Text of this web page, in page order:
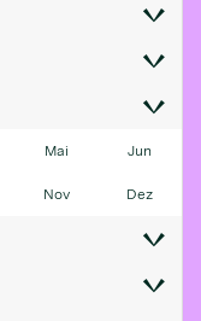
Mai Jun
Nov Dez